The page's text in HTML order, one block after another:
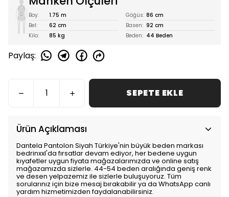
Boy: 1.75 m Göğüs: 86 cm
Bel:
62 cm Basen: 92 cm
Kilo:
85 kg Beden: 44 Beden
Paylaş:
SEPETE EKLE
Ürün Açıklaması
Dantela Pantolon Siyah Türkiye'nin büyük beden markası
bedrinxxl'da fırsatlar devam ediyor, her bedene uygun
kıyafetler uygun fiyata mağazalarımızda ve online satış
mağazamızda sizlerle. 44-54 beden aralığında geniş renk
ve desen yelpazemiz ile sizlerle buluşuyoruz. Tüm
sorularınız için bize mesaj bırakabilir ya da WhatsApp canlı
yardım hizmetimizden faydalanabilirsiniz.